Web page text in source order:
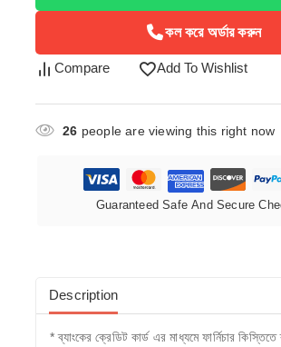
কল করে অর্ডার করুন
Compare Add To Wishlist
26 people are viewing this right now
Guaranteed Safe And Secure
Description
* ব্যাংকের ক্রেডিট কার্ড এর মাধ্যমে ফার্নিচার